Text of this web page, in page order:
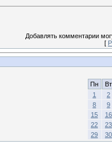
Добавлять комментарии
[
Пн
Вт
1
2
8
9
15
16
22
23
29
30